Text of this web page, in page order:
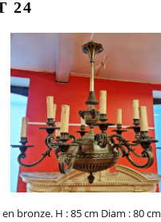
24
bronze. H : 85 cm Diam : 80 cm